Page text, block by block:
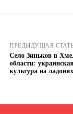
ПРЕДЫДУЩАЯ
Село Зиньков в
области:
культура на ладонях